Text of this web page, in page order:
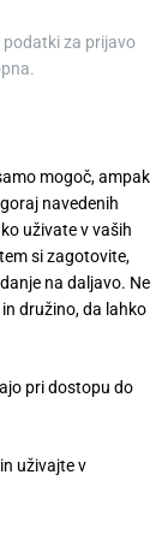
podatki za prijavo
mogoč, ampak
navedenih
uživate v vaših
si zagotovite,
na daljavo. Ne
družino, da lahko
pri dostopu do
uživajte v